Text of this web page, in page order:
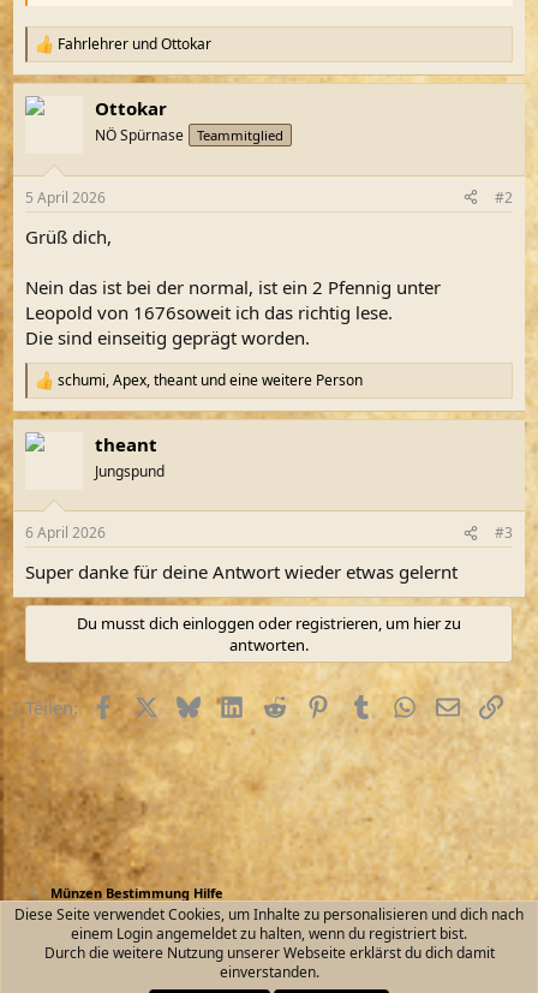
R
e
a
k
e
:
Fahrlehrer undOttokar
Ottokar
NÖ Spürnase Teammitglied
5 April 2026 #2
Grüß dich,
Nein das ist bei der normal, ist ein 2 Pfennig unter
Leopold von 1676soweit ich das richtig lese.
Die sind einseitig geprägt worden.
R
e
a
k
e
:
schumi,Apex,theant und eine weitere Person
theant
Jungspund
6 April 2026 #3
Super danke für deine Antwort wieder etwas gelernt
Du musst dich einloggen oder registrieren, um hier zu
antworten.
Teilen: FacebookX (Twitter)
BlueskyLinkedIn
RedditPinterest
TumblrWhatsApp
E-MailLink
Münzen Bestimmung Hilfe
Kontakt Nutzungsbedingungen
Datenschutz
Start
R
S
Diese Seite verwendet Cookies, um Inhalte zu personalisieren und dich nach
einem Login angemeldet zu halten, wenn du registriert bist.
Durch die weitere Nutzung unserer Webseite erklärst du dich damit
einverstanden.